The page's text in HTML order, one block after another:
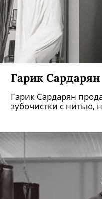
Гарик Сардарян
Гарик Сардарян
зубочистки с нитью,